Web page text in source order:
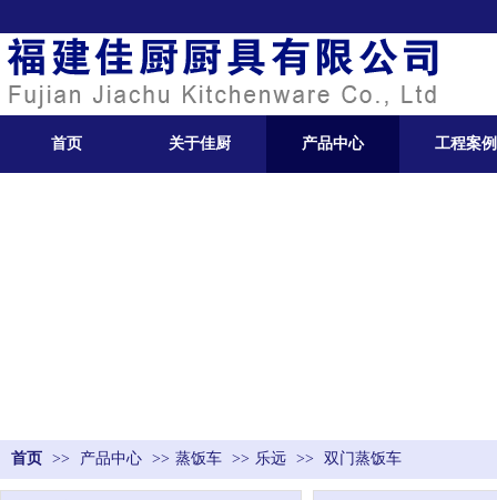
首页 关于佳厨 产品中心 工程案例
首页 >> 产品中心 >> 蒸饭车 >> 乐远 >> 双门蒸饭车